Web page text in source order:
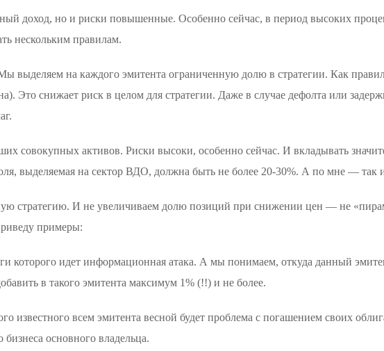
доход, но и риски повышенные. Особенно сейчас, в период высоких
нескольким правилам.
выделяем на каждого эмитента ограниченную долю в стратегии. Как
Это снижает риск в целом для стратегии. Даже в случае дефолта или
совокупных активов. Риски высоки, особенно сейчас. И вкладывать
выделяемая на сектор ВДО, должна быть не более 20-30%. А по мне — так
стратегию. И не увеличиваем долю позиций при снижении цен — не
примеры:
которого идет информационная атака. А мы понимаем, откуда данный
в такого эмитента максимум 1% (!!) и не более.
известного всем эмитента весной будет проблема с погашением своих
основного владельца.